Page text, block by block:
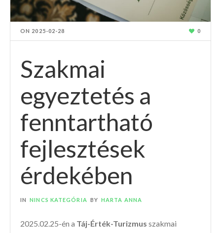
ON 2025-02-28 0
Szakmai
egyeztetés a
fenntartható
fejlesztések
érdekében
IN NINCS KATEGÓRIA BY HARTA ANNA
2025.02.25-én a Táj-Érték-Turizmus szakmai